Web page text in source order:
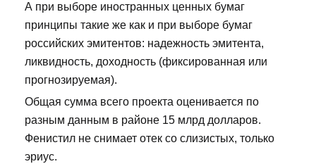
А при выборе иностранных ценных бумаг
принципы такие же как и при выборе бумаг
российских эмитентов: надежность эмитента,
ликвидность, доходность (фиксированная или
прогнозируемая).
Общая сумма всего проекта оценивается по
разным данным в районе 15 млрд долларов.
Фенистил не снимает отек со слизистых, только
эриус.